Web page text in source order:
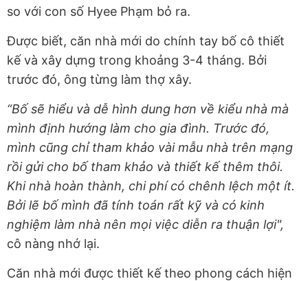
so với con số Hyee Phạm bỏ ra.
Được biết, căn nhà mới do chính tay bố cô thiết
kế và xây dựng trong khoảng 3-4 tháng. Bởi
trước đó, ông từng làm thợ xây.
“Bố sẽ hiểu và dễ hình dung hơn về kiểu nhà mà
mình định hướng làm cho gia đình. Trước đó,
mình cũng chỉ tham khảo vài mẫu nhà trên mạng
rồi gửi cho bố tham khảo và thiết kế thêm thôi.
Khi nhà hoàn thành, chi phí có chênh lệch một ít.
Bởi lẽ bố mình đã tính toán rất kỹ và có kinh
nghiệm làm nhà nên mọi việc diễn ra thuận lợi",
cô nàng nhớ lại.
Căn nhà mới được thiết kế theo phong cách hiện